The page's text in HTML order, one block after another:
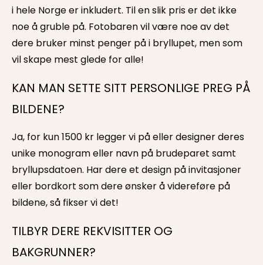
i hele Norge er inkludert. Til en slik pris er det ikke
noe å gruble på. Fotobaren vil være noe av det
dere bruker minst penger på i bryllupet, men som
vil skape mest glede for alle!
KAN MAN SETTE SITT PERSONLIGE PREG PÅ
BILDENE?
Ja, for kun 1500 kr legger vi på eller designer deres
unike monogram eller navn på brudeparet samt
bryllupsdatoen. Har dere et design på invitasjoner
eller bordkort som dere ønsker å videreføre på
bildene, så fikser vi det!
TILBYR DERE REKVISITTER OG
BAKGRUNNER?